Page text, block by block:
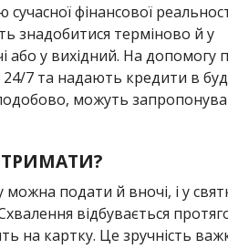
фінансової
знадобитися терміново й у
або у вихідний. На допомогу
7 та надають кредити в
можуть
подати й вночі, і у
відбувається
на картку. Це зручність